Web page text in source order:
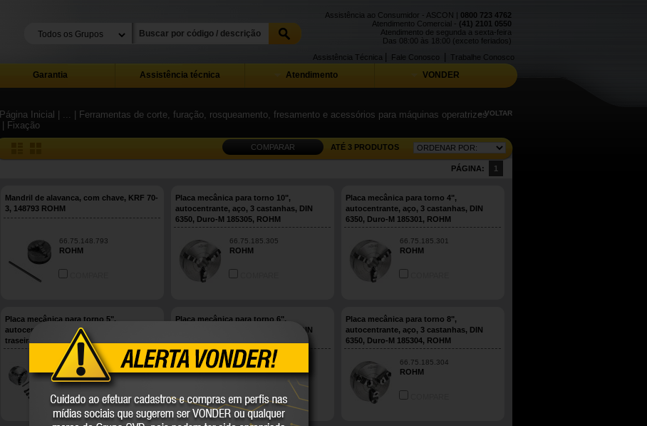
Assistência ao Consumidor - ASCON | 0800 723 4762
Atendimento Comercial - (41) 2101 0550
Atendimento de segunda a sexta-feira
Das 08:00 às 18:00 (exceto feriados)
Trabalhe Conosco
Fale Conosco
Assistência Técnica
Garantia Assistência técnica Atendimento VONDER
Página Inicial | ...
| Ferramentas de corte, furação, rosqueamento, fresamento e acessórios para máquinas operatrizes
| Fixação
« VOLTAR
COMPARAR ATÉ 3 PRODUTOS
PÁGINA: 1
Mandril de alavanca, com chave, KRF 70-
3, 148793 ROHM
66.75.148.793
ROHM
Placa mecânica para torno 10",
autocentrante, aço, 3 castanhas, DIN
6350, Duro-M 185305, ROHM
66.75.185.305
ROHM
Placa mecânica para torno 4",
autocentrante, aço, 3 castanhas, DIN
6350, Duro-M 185301, ROHM
66.75.185.301
ROHM
Placa mecânica para torno 5",
autocentrante, aço, 3 castanhas, fixação
traseira ZS 125/3, 101672, RÖHM
66.75.101.672
ROHM
COMPARE
Placa mecânica para torno 6",
autocentrante, aço, 3 castanhas, DIN
66.75.185.303
ROHM
COMPARE
Placa mecânica para torno 8",
autocentrante, aço, 3 castanhas, DIN
6350, Duro-M 185304, ROHM
66.75.185.304
ROHM